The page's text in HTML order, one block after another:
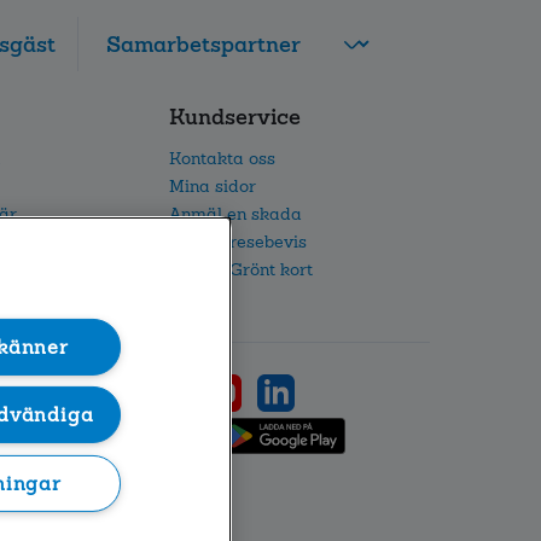
Tjänstepension
grupp
Leverantörswebb
Kundservice
Kontakta oss
Mina sidor
Anmäl en skada
Beställ resebevis
Beställ Grönt kort